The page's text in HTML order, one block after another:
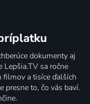
dokumenty aj
Lepšia.TV sa ročne
filmov a tisíce ďalších
presne to, čo vás baví.